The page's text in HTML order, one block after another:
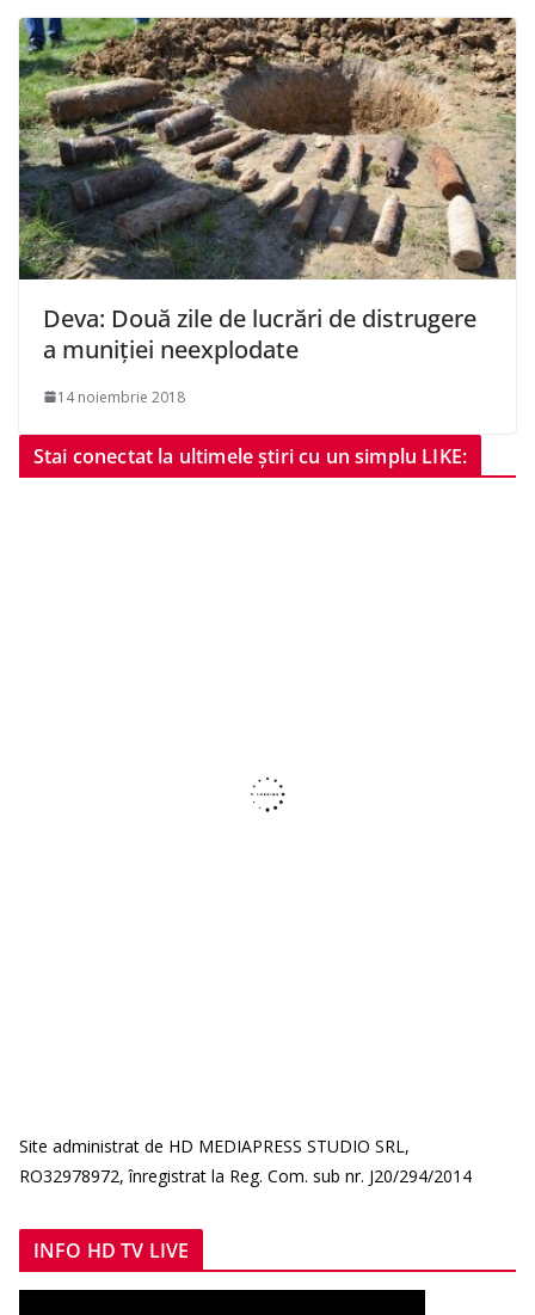
Deva: Două zile de lucrări de distrugere
a muniției neexplodate
14 noiembrie 2018
Stai conectat la ultimele știri cu un simplu LIKE:
Site administrat de HD MEDIAPRESS STUDIO SRL,
RO32978972, înregistrat la Reg. Com. sub nr. J20/294/2014
INFO HD TV LIVE